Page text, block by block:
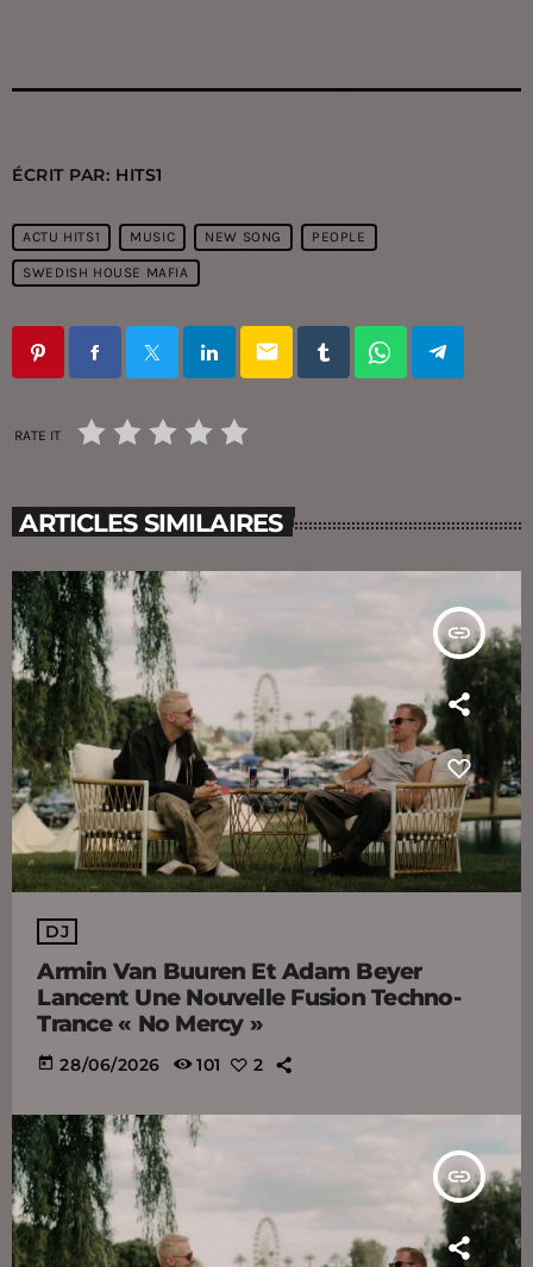
ÉCRIT PAR: HITS1
ACTU HITS1 MUSIC NEW SONG PEOPLE
SWEDISH HOUSE MAFIA
email
RATE IT
ARTICLES SIMILAIRES
insert_link
DJ
Armin Van Buuren Et Adam Beyer
Lancent Une Nouvelle Fusion Techno-
Trance « No Mercy »
today 28/06/2026 101 2
insert_link